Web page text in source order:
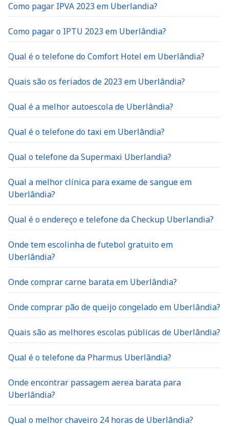
Como pagar IPVA 2023 em Uberlandia?
Como pagar o IPTU 2023 em Uberlândia?
Qual é o telefone do Comfort Hotel em Uberlândia?
Quais são os feriados de 2023 em Uberlândia?
Qual é a melhor autoescola de Uberlândia?
Qual é o telefone do taxi em Uberlândia?
Qual o telefone da Supermaxi Uberlandia?
Qual a melhor clínica para exame de sangue em
Uberlândia?
Qual é o endereço e telefone da Checkup Uberlandia?
Onde tem escolinha de futebol gratuito em
Uberlândia?
Onde comprar carne barata em Uberlândia?
Onde comprar pão de queijo congelado em Uberlândia?
Quais são as melhores escolas públicas de Uberlândia?
Qual é o telefone da Pharmus Uberlândia?
Onde encontrar passagem aerea barata para
Uberlândia?
Qual o melhor chaveiro 24 horas de Uberlândia?